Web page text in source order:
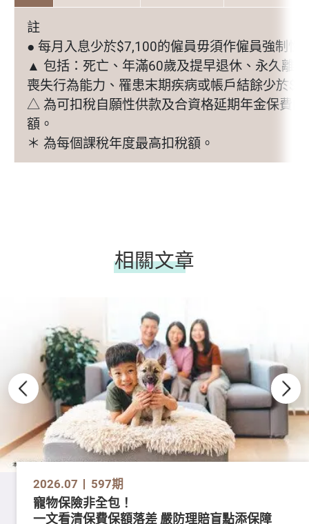
註
● 每月入息少於$7,100的僱員毋須作僱員強制性
▲ 包括：死亡、年滿60歲及提早退休、永久離
喪失行為能力、罹患末期疾病或帳戶結餘少於
△ 為可扣稅自願性供款及合資格延期年金保費的
額。
＊ 為每個課稅年度最高扣稅額。
相關文章
2026.07 597期
寵物保險非全包！
一文看清保費保額落差 嚴防理賠盲點添保障